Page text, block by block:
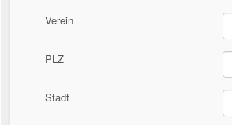
Verein
PLZ
Stadt